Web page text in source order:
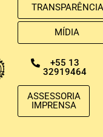
MÍDIA
+55 13
32919464
ASSESSORIA
IMPRENSA